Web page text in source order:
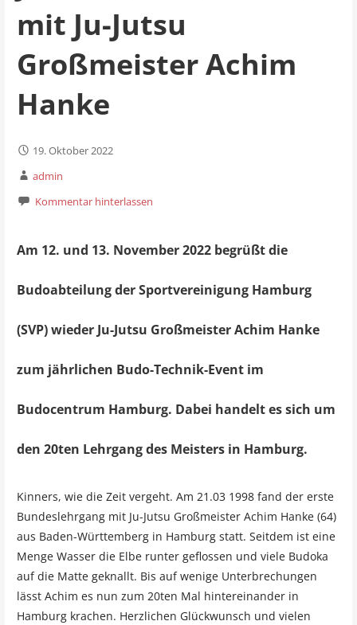
mit Ju-Jutsu
Großmeister Achim
Hanke
19. Oktober 2022
admin
Kommentar hinterlassen
Am 12. und 13. November 2022 begrüßt die
Budoabteilung der Sportvereinigung Hamburg
(SVP) wieder Ju-Jutsu Großmeister Achim Hanke
zum jährlichen Budo-Technik-Event im
Budocentrum Hamburg. Dabei handelt es sich um
den 20ten Lehrgang des Meisters in Hamburg.
Kinners, wie die Zeit vergeht. Am 21.03 1998 fand der erste
Bundeslehrgang mit Ju-Jutsu Großmeister Achim Hanke (64)
aus Baden-Württemberg in Hamburg statt. Seitdem ist eine
Menge Wasser die Elbe runter geflossen und viele Budoka
auf die Matte geknallt. Bis auf wenige Unterbrechungen
lässt Achim es nun zum 20ten Mal hintereinander in
Hamburg krachen. Herzlichen Glückwunsch und vielen